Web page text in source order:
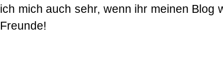
ich mich auch sehr, wenn ihr meinen Blog
Freunde!